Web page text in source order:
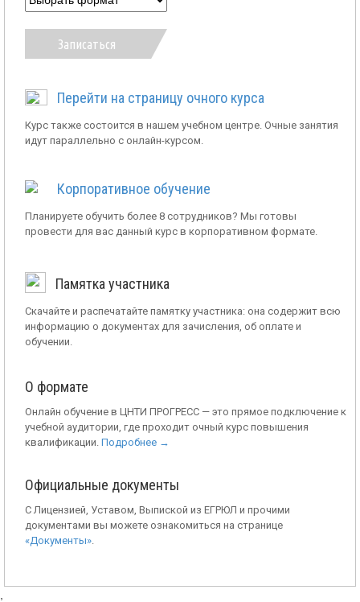
Записаться
Перейти на страницу очного курса
Курс также состоится в нашем учебном центре. Очные занятия
идут параллельно с онлайн-курсом.
Корпоративное обучение
Планируете обучить более 8 сотрудников? Мы готовы
провести для вас данный курс в корпоративном формате.
Памятка участника
Скачайте и распечатайте памятку участника: она содержит всю
информацию о документах для зачисления, об оплате и
обучении.
О формате
Онлайн обучение в ЦНТИ ПРОГРЕСС — это прямое подключение к
учебной аудитории, где проходит очный курс повышения
квалификации. Подробнее →
Официальные документы
С Лицензией, Уставом, Выпиской из ЕГРЮЛ и прочими
документами вы можете ознакомиться на странице
«Документы».